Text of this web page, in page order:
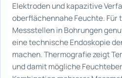
Elektroden und kapazitive
oberflächennahe Feuchte. Für
Messstellen in Bohrungen
eine technische Endoskopie
machen. Thermografie zeigt
und damit mögliche